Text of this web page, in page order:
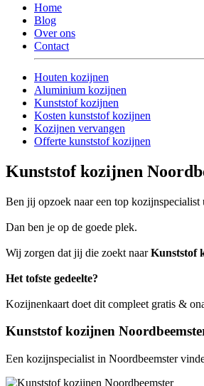
Home
Blog
Over ons
Contact
Houten kozijnen
Aluminium kozijnen
Kunststof kozijnen
Kosten kunststof kozijnen
Kozijnen vervangen
Offerte kunststof kozijnen
Kunststof kozijnen
Ben jij opzoek naar een top
Dan ben je op de goede plek.
Wij zorgen dat jij die zoekt naarKunststof
Het tofste gedeelte?
Kozijnenkaart doet dit compleet gratis &
Kunststof kozijnen
Een kozijnspecialist in Noordbeemster